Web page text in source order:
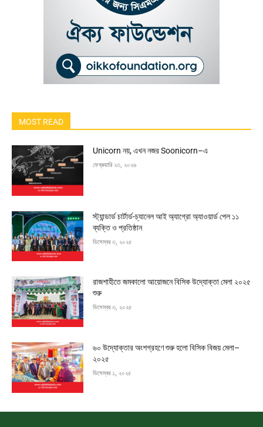
MOST READ
Unicorn নয়, এখন নজর Soonicorn–এ
ফেব্রুয়ারি ২৩, ২০২৬
স্ট্যান্ডার্ড চার্টার্ড-চ্যানেল আই অ্যাগ্রো অ্যাওয়ার্ড পেল ১১
ব্যক্তি ও প্রতিষ্ঠান
ডিসেম্বর ৩, ২০২৫
রাজশাহীতে জমকালো আয়োজনে বিসিক উদ্যোক্তা মেলা ২০২৫
শুরু
ডিসেম্বর ৩, ২০২৫
৬০ উদ্যোক্তার অংশগ্রহণে শুরু হলো বিসিক বিজয় মেলা–
২০২৫
ডিসেম্বর ১, ২০২৫